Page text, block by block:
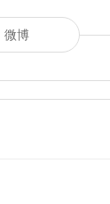
微博